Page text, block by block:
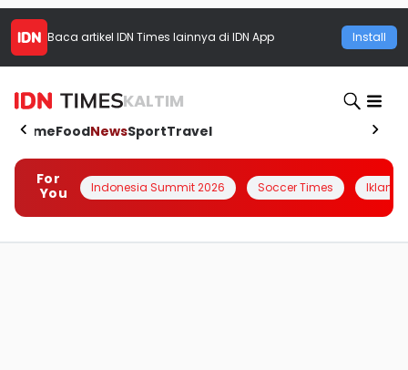
Baca artikel IDN Times lainnya di IDN App Install
KALTIM
HomeFoodNewsSportTravel
For
You
Indonesia Summit 2026 Soccer Times Iklanin